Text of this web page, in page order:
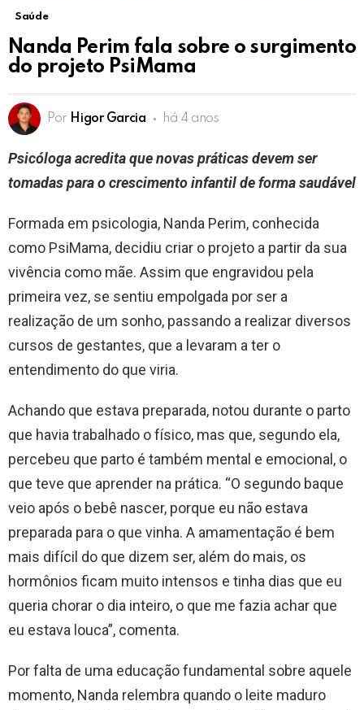
Saúde
Nanda Perim fala sobre o surgimento
do projeto PsiMama
Por Higor Garcia há 4 anos
Psicóloga acredita que novas práticas devem ser
tomadas para o crescimento infantil de forma saudável
Formada em psicologia, Nanda Perim, conhecida
como PsiMama, decidiu criar o projeto a partir da sua
vivência como mãe. Assim que engravidou pela
primeira vez, se sentiu empolgada por ser a
realização de um sonho, passando a realizar diversos
cursos de gestantes, que a levaram a ter o
entendimento do que viria.
Achando que estava preparada, notou durante o parto
que havia trabalhado o físico, mas que, segundo ela,
percebeu que parto é também mental e emocional, o
que teve que aprender na prática. “O segundo baque
veio após o bebê nascer, porque eu não estava
preparada para o que vinha. A amamentação é bem
mais difícil do que dizem ser, além do mais, os
hormônios ficam muito intensos e tinha dias que eu
queria chorar o dia inteiro, o que me fazia achar que
eu estava louca”, comenta.
Por falta de uma educação fundamental sobre aquele
momento, Nanda relembra quando o leite maduro